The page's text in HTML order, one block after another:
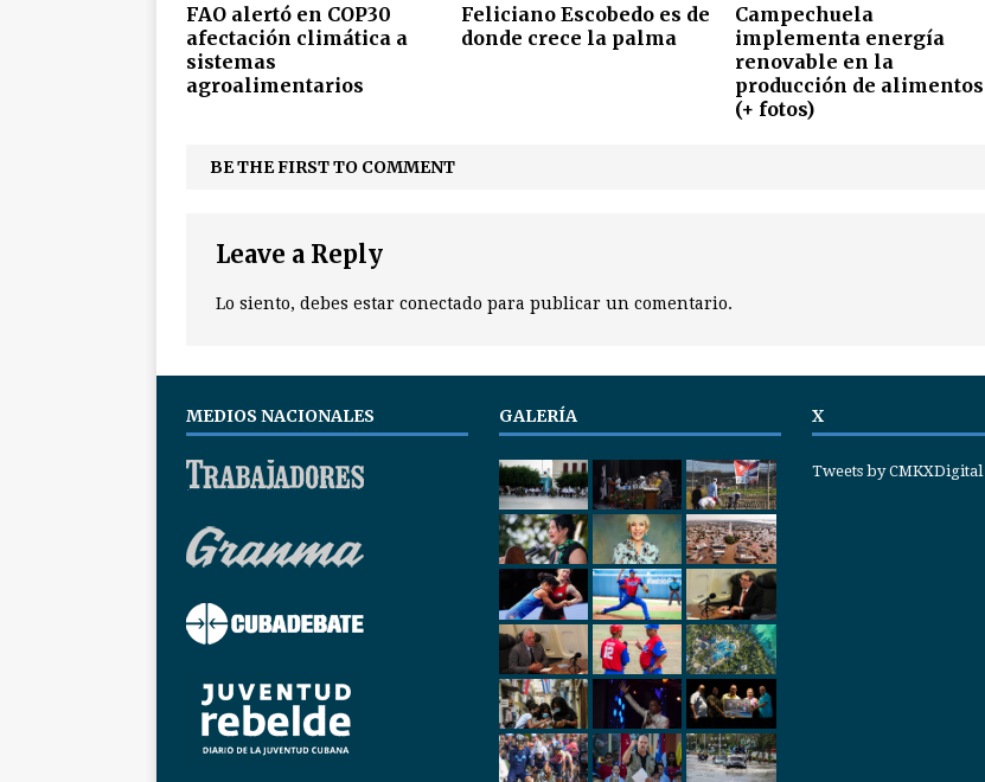
FAO alertó en COP30
afectación climática a
sistemas
agroalimentarios
Feliciano Escobedo es de
donde crece la palma
Campechuela
implementa energía
renovable en la
producción de alimentos
(+ fotos)
BE THE FIRST TO COMMENT
Leave a Reply
Lo siento, debes estar conectado para publicar un comentario.
MEDIOS NACIONALES GALERÍA X
Tweets by CMKXDigital